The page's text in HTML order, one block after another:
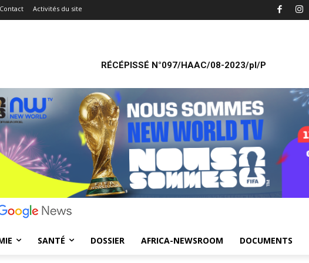
Contact Activités du site
RÉCÉPISSÉ N°097/HAAC/08-2023/pl/P
SANTÉ DOSSIER AFRICA-NEWSROOM DOCUMENTS